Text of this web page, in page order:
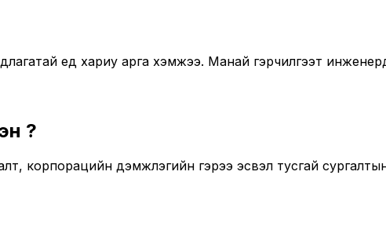
үед хариу арга хэмжээ. Манай гэрчилгээт
корпорацийн дэмжлэгийн гэрээ эсвэл тусгай